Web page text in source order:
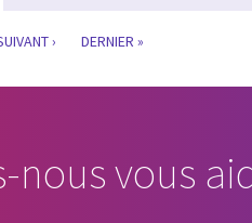
›
LAST
DERNIER »
vous